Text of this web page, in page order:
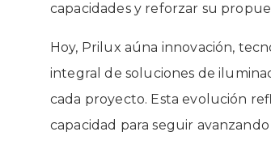
capacidades y reforzar su
Hoy, Prilux aúna innovación,
integral de soluciones de
cada proyecto. Esta evolución
capacidad para seguir